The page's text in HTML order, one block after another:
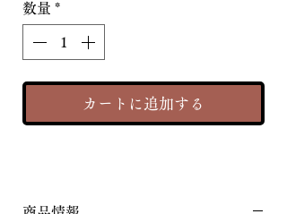
数量 *
カートに追加する